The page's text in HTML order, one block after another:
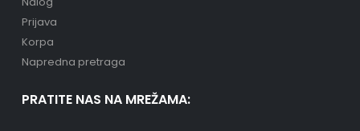
Prijava
Korpa
Napredna pretraga
PRATITE NAS NA MREŽAMA: